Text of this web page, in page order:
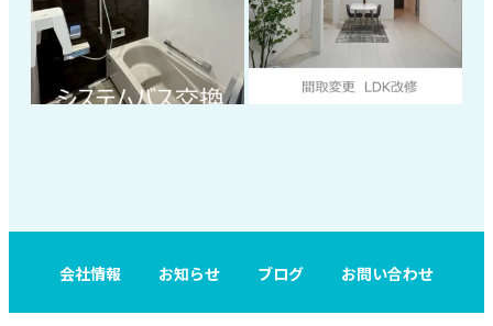
会社情報 お知らせ ブログ お問い合わせ